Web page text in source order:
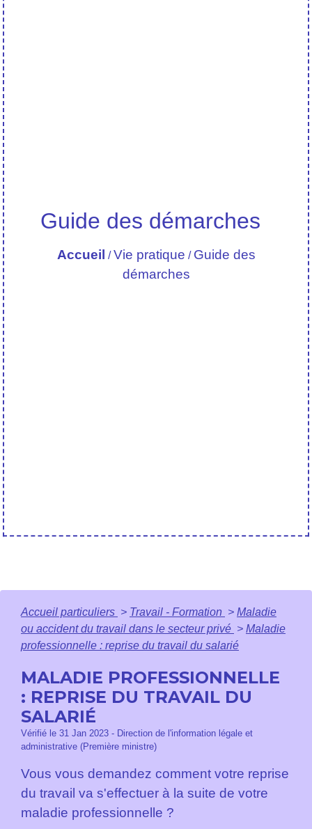
Guide des démarches
Accueil /Vie pratique / Guide des
démarches
Accueil particuliers > Travail - Formation > Maladie
ou accident du travail dans le secteur privé > Maladie
professionnelle : reprise du travail du salarié
MALADIE PROFESSIONNELLE
: REPRISE DU TRAVAIL DU
SALARIÉ
Vérifié le 31 Jan 2023 - Direction de l'information légale et
administrative (Première ministre)
Vous vous demandez comment votre reprise
du travail va s'effectuer à la suite de votre
maladie professionnelle ?